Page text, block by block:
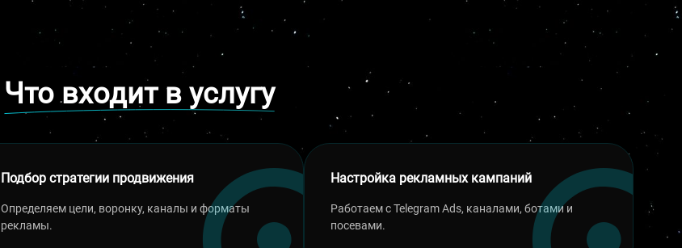
Что входит в услугу
Подбор стратегии продвижения
Определяем цели, воронку, каналы и форматы
рекламы.
Настройка рекламных кампаний
Работаем с Telegram Ads, каналами, ботами и
посевами.